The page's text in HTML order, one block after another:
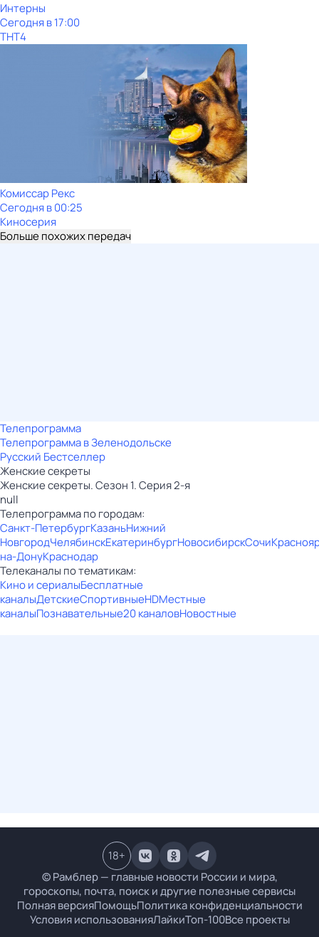
Интерны
Сегодня в 17:00
ТНТ4
Комиссар Рекс
Сегодня в 00:25
Киносерия
Больше похожих передач
Телепрограмма
Телепрограмма в Зеленодольске
Русский Бестселлер
Женские секреты
Женские секреты. Сезон 1. Серия 2-я
null
Телепрограмма по городам:
Санкт-ПетербургКазаньНижний
НовгородЧелябинскЕкатеринбургНовосибирскСочи
на-ДонуКраснодар
Телеканалы по тематикам:
Кино и сериалыБесплатные
каналыДетскиеСпортивныеHDМестные
каналыПознавательные20 каналовНовостные
© Рамблер — главные новости России и мира,
гороскопы, почта, поиск и другие полезные сервисы
Полная версияПомощьПолитика конфиденциальности
Условия использованияЛайкиТоп-100Все проекты
18+